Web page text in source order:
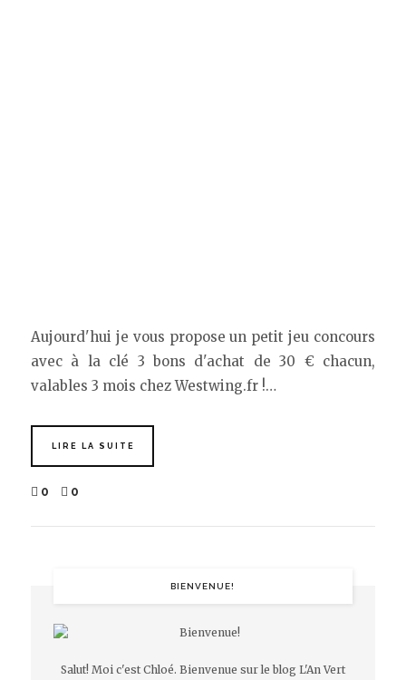
Aujourd'hui je vous propose un petit jeu concours
avec à la clé 3 bons d'achat de 30 € chacun,
valables 3 mois chez Westwing.fr !…
LIRE LA SUITE
0 0
BIENVENUE!
Salut! Moi c'est Chloé. Bienvenue sur le blog L'An Vert